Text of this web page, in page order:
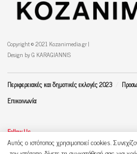
Copyright © 2021 Kozanimedia.gr |
Design by G KARAGIANNIS
Περιφερειακές και δημοτικές εκλογές 2023
Επικοινωνία
Follow Us
Αυτός ο ιστότοπος χρησιμοποιεί cookies.